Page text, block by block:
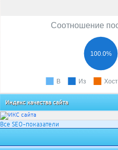
100.0%
Соотношение
В Из
Индекс качества сайта
Все SEO-показатели